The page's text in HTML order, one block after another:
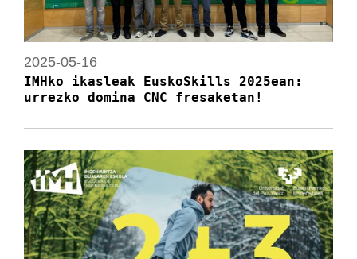
2025-05-16
IMHko ikasleak EuskoSkills 2025ean:
urrezko domina CNC fresaketan!